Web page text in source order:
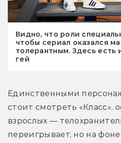
Видно, что роли
чтобы сериал оказался
толерантным. Здесь есть
гей
Единственными
стоит смотреть «Класс»,
взрослых —
переигрывает, но на